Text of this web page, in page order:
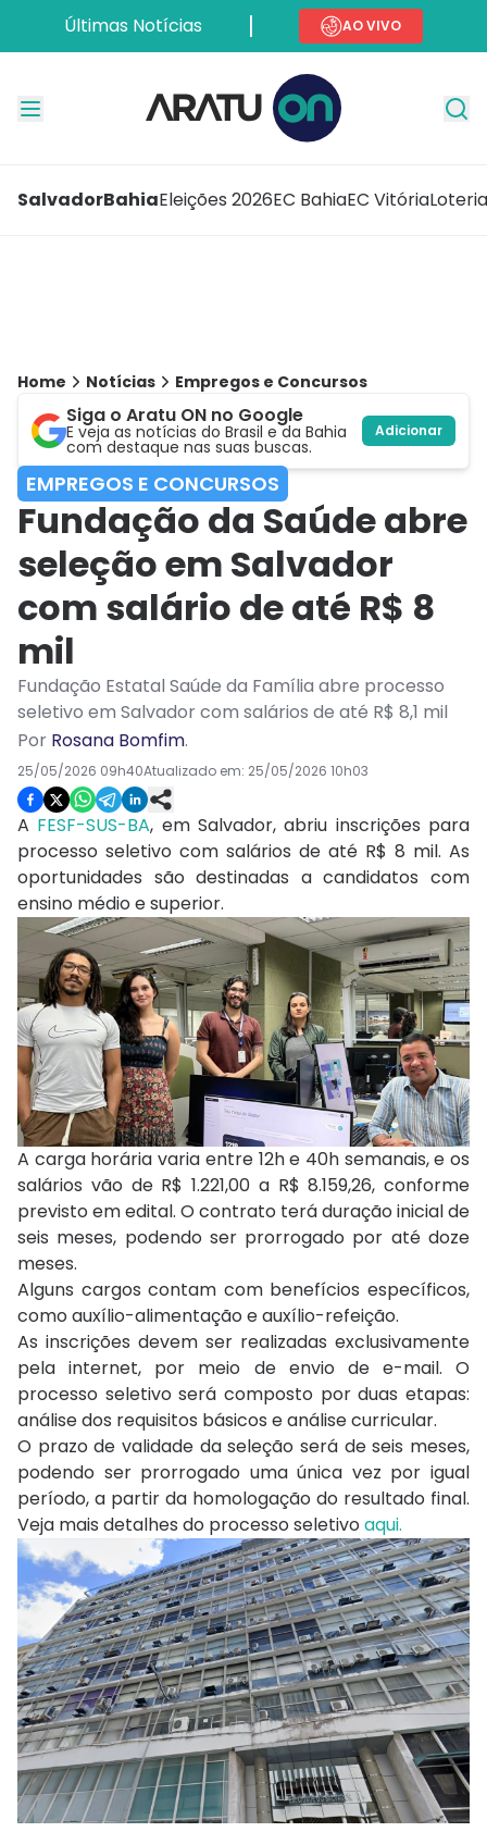
Últimas Notícias AO VIVO
SalvadorBahiaEleições 2026EC BahiaEC Vitória
Home Notícias Empregos e Concursos
Siga o Aratu ON no Google
E veja as notícias do Brasil e da Bahia
com destaque nas suas buscas.
Adicionar
EMPREGOS E CONCURSOS
Fundação da Saúde abre
seleção em Salvador
com salário de até R$ 8
mil
Fundação Estatal Saúde da Família abre processo
seletivo em Salvador com salários de até R$ 8,1 mil
Por Rosana Bomfim.
25/05/2026 09h40Atualizado em: 25/05/2026 10h03
A FESF-SUS-BA, em Salvador, abriu inscrições para
processo seletivo com salários de até R$ 8 mil. As
oportunidades são destinadas a candidatos com
ensino médio e superior.
A carga horária varia entre 12h e 40h semanais, e os
salários vão de R$ 1.221,00 a R$ 8.159,26, conforme
previsto em edital. O contrato terá duração inicial de
seis meses, podendo ser prorrogado por até doze
meses.
Alguns cargos contam com benefícios específicos,
como auxílio-alimentação e auxílio-refeição.
As inscrições devem ser realizadas exclusivamente
pela internet, por meio de envio de e-mail. O
processo seletivo será composto por duas etapas:
análise dos requisitos básicos e análise curricular.
O prazo de validade da seleção será de seis meses,
podendo ser prorrogado uma única vez por igual
período, a partir da homologação do resultado final.
Veja mais detalhes do processo seletivo aqui.